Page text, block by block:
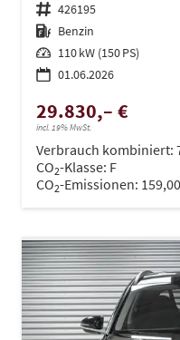
Fahrzeugnr. 426195
Kraftstoff Benzin
Leistung 110 kW (150 PS)
01.06.2026
29.830,– €
incl. 19% MwSt.
Verbrauch kombiniert:
CO2-Klasse: F
CO2-Emissionen: